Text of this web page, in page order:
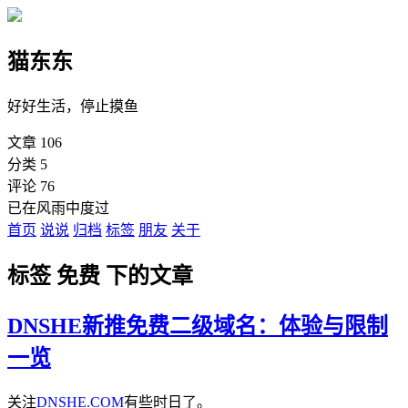
猫东东
好好生活，停止摸鱼
文章 106
分类 5
评论 76
已在风雨中度过
首页 说说 归档 标签 朋友 关于
标签 免费 下的文章
DNSHE新推免费二级域名：体验与限制
一览
关注DNSHE.COM有些时日了。